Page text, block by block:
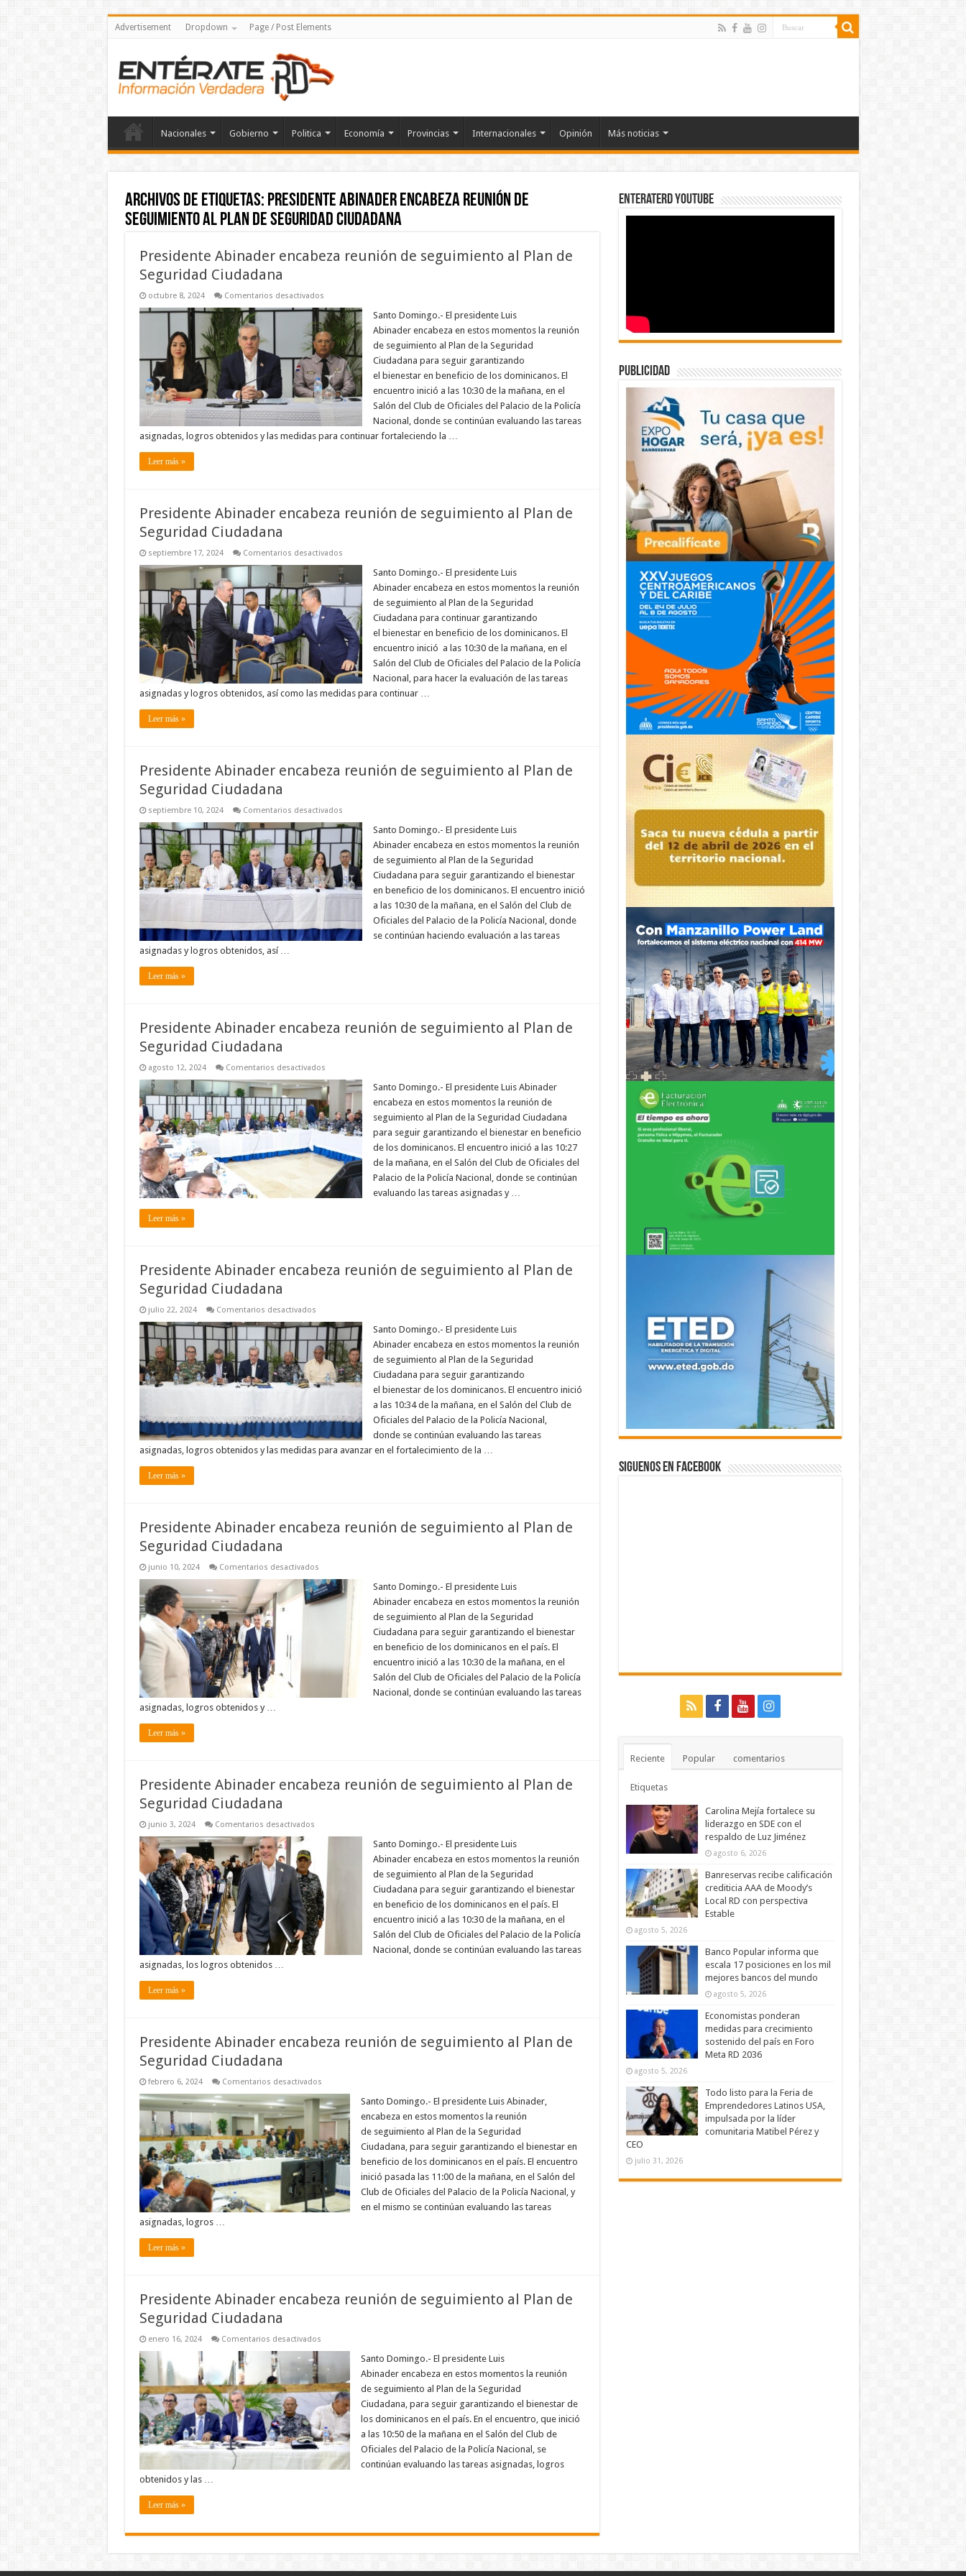
Advertisement Dropdown Page / Post Elements
Nacionales Gobierno Politica Economía Provincias Internacionales Opinión Más noticias
Archivos de etiquetas: Presidente Abinader encabeza reunión de
seguimiento al Plan de Seguridad Ciudadana
Presidente Abinader encabeza reunión de seguimiento al Plan de
Seguridad Ciudadana
octubre 8, 2024 Comentarios desactivadosen
Abinader
encabeza
reunión
de
seguimiento
al
Plan
de
Seguridad
Ciudadana
Santo Domingo.- El presidente Luis
Abinader encabeza en estos momentos la reunión
de seguimiento al Plan de la Seguridad
Ciudadana para seguir garantizando
el bienestar en beneficio de los dominicanos. El
encuentro inició a las 10:30 de la mañana, en el
Salón del Club de Oficiales del Palacio de la Policía
Nacional, donde se continúan evaluando las tareas
asignadas, logros obtenidos y las medidas para continuar fortaleciendo la …
Leer más »
Presidente Abinader encabeza reunión de seguimiento al Plan de
Seguridad Ciudadana
septiembre 17, 2024 Comentarios desactivadosen
Abinader
encabeza
reunión
de
seguimiento
al
Plan
de
Seguridad
Ciudadana
Santo Domingo.- El presidente Luis
Abinader encabeza en estos momentos la reunión
de seguimiento al Plan de la Seguridad
Ciudadana para continuar garantizando
el bienestar en beneficio de los dominicanos. El
encuentro inició a las 10:30 de la mañana, en el
Salón del Club de Oficiales del Palacio de la Policía
Nacional, para hacer la evaluación de las tareas
asignadas y logros obtenidos, así como las medidas para continuar …
Leer más »
Presidente Abinader encabeza reunión de seguimiento al Plan de
Seguridad Ciudadana
septiembre 10, 2024 Comentarios desactivadosen
Abinader
encabeza
reunión
de
seguimiento
al
Plan
de
Seguridad
Santo Domingo.- El presidente Luis
Abinader encabeza en estos momentos la reunión
de seguimiento al Plan de la Seguridad
Ciudadana para seguir garantizando el bienestar
en beneficio de los dominicanos. El encuentro inició
a las 10:30 de la mañana, en el Salón del Club de
Oficiales del Palacio de la Policía Nacional, donde
se continúan haciendo evaluación a las tareas
asignadas y logros obtenidos, así …
Leer más »
Presidente Abinader encabeza reunión de seguimiento al Plan de
Seguridad Ciudadana
agosto 12, 2024 Comentarios desactivadosen
Abinader
encabeza
reunión
de
seguimiento
al
de
Seguridad
Ciudadana
Santo Domingo.- El presidente Luis Abinader
encabeza en estos momentos la reunión de
seguimiento al Plan de la Seguridad Ciudadana
para seguir garantizando el bienestar en beneficio
de los dominicanos. El encuentro inició a las 10:27
de la mañana, en el Salón del Club de Oficiales del
Palacio de la Policía Nacional, donde se continúan
evaluando las tareas asignadas y …
Leer más »
Presidente Abinader encabeza reunión de seguimiento al Plan de
Seguridad Ciudadana
julio 22, 2024 Comentarios desactivadosen
Abinader
encabeza
reunión
de
seguimiento
Plan
Santo Domingo.- El presidente Luis
Abinader encabeza en estos momentos la reunión
de seguimiento al Plan de la Seguridad
Ciudadana para seguir garantizando
el bienestar de los dominicanos. El encuentro inició
a las 10:34 de la mañana, en el Salón del Club de
Oficiales del Palacio de la Policía Nacional,
donde se continúan evaluando las tareas
asignadas, logros obtenidos y las medidas para avanzar en el fortalecimiento de la …
Leer más »
Presidente Abinader encabeza reunión de seguimiento al Plan de
Seguridad Ciudadana
junio 10, 2024 Comentarios desactivadosen
Abinader
encabeza
reunión
seguimiento
Ciudadana
Santo Domingo.- El presidente Luis
Abinader encabeza en estos momentos la reunión
de seguimiento al Plan de la Seguridad
Ciudadana para seguir garantizando el bienestar
en beneficio de los dominicanos en el país. El
encuentro inició a las 10:30 de la mañana, en el
Salón del Club de Oficiales del Palacio de la Policía
Nacional, donde se continúan evaluando las tareas
asignadas, logros obtenidos y …
Leer más »
Presidente Abinader encabeza reunión de seguimiento al Plan de
Seguridad Ciudadana
junio 3, 2024 Comentarios desactivadosen
seguimiento
al
Plan
de
Seguridad
Ciudadana
Santo Domingo.- El presidente Luis
Abinader encabeza en estos momentos la reunión
de seguimiento al Plan de la Seguridad
Ciudadana para seguir garantizando el bienestar
en beneficio de los dominicanos en el país. El
encuentro inició a las 10:30 de la mañana, en el
Salón del Club de Oficiales del Palacio de la Policía
Nacional, donde se continúan evaluando las tareas
asignadas, los logros obtenidos …
Leer más »
Presidente Abinader encabeza reunión de seguimiento al Plan de
Seguridad Ciudadana
febrero 6, 2024 Comentarios desactivadosen
Abinader
encabeza
reunión
de
seguimiento
al
Plan
Seguridad
Ciudadana
Santo Domingo.- El presidente Luis Abinader,
encabeza en estos momentos la reunión
de seguimiento al Plan de la Seguridad
Ciudadana, para seguir garantizando el bienestar en
beneficio de los dominicanos en el país. El encuentro
inició pasada las 11:00 de la mañana, en el Salón del
Club de Oficiales del Palacio de la Policía Nacional, y
en el mismo se continúan evaluando las tareas
asignadas, logros …
Leer más »
Presidente Abinader encabeza reunión de seguimiento al Plan de
Seguridad Ciudadana
enero 16, 2024 Comentarios desactivadosen
Abinader
encabeza
reunión
de
seguimiento
al
Plan
de
Seguridad
Ciudadana
Santo Domingo.- El presidente Luis
Abinader encabeza en estos momentos la reunión
de seguimiento al Plan de la Seguridad
Ciudadana, para seguir garantizando el bienestar de
los dominicanos en el país. En el encuentro, que inició
a las 10:50 de la mañana en el Salón del Club de
Oficiales del Palacio de la Policía Nacional, se
continúan evaluando las tareas asignadas, logros
obtenidos y las …
Leer más »
EnterateRD YOUTUBE
publicidad
Siguenos en Facebook
Reciente Popular comentarios
Etiquetas
Carolina Mejía fortalece su
liderazgo en SDE con el
respaldo de Luz Jiménez
agosto 6, 2026
Banreservas recibe calificación
crediticia AAA de Moody’s
Local RD con perspectiva
Estable
agosto 5, 2026
Banco Popular informa que
escala 17 posiciones en los mil
mejores bancos del mundo
agosto 5, 2026
Economistas ponderan
medidas para crecimiento
sostenido del país en Foro
Meta RD 2036
agosto 5, 2026
Todo listo para la Feria de
Emprendedores Latinos USA,
impulsada por la líder
comunitaria Matibel Pérez y
CEO
julio 31, 2026